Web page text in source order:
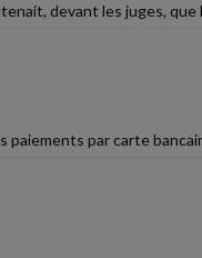
devant les juges,
par carte